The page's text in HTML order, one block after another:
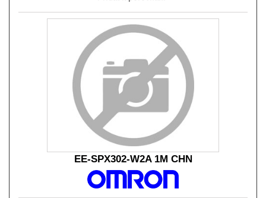
EE-SPX302-W2A 1M CHN